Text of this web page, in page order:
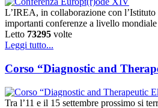
L’IREA, in collaborazione con
importanti conferenze a livello
Letto 73295 volte
Leggi tutto...
Corso “Diagnostic and
Tra l’11 e il 15 settembre prossimo si